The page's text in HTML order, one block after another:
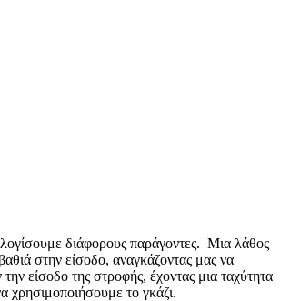
διάφορους παράγοντες. Μια λάθος
στην είσοδο, αναγκάζοντας μας να
είσοδο της στροφής, έχοντας μια ταχύτητα
το γκάζι.